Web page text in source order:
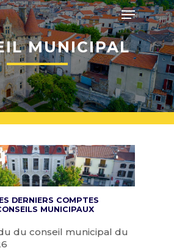
Menu
MUNICIPAL
DERNIERS COMPTES
MUNICIPAUX
du conseil municipal du
Close
Menu